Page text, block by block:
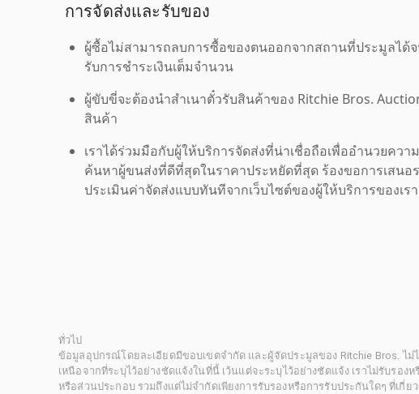
การจัดส่งและรับของ
ผู้ซื้อไม่สามารถลบการซื้อของตนออกจากสถานที่ประมูลได้
รับการชำระเงินเต็มจำนวน
ผู้ขับขี่จะต้องนำสำเนาตั๋วรับสินค้าของ Ritchie Bros.
สินค้า
เราได้ร่วมมือกับผู้ให้บริการจัดส่งที่น่าเชื่อถือเพื่ออำนวยคว
ค้นหาผู้ขนส่งที่ดีที่สุดในราคาประหยัดที่สุด ร้องขอการเสนอ
ประเมินค่าจัดส่งแบบทันทีจากเว็บไซต์ของผู้ให้บริการของเรา
ทั่วไป
ข้อมูลอุปกรณ์โดยละเอียดมีขอบเขตจำกัด และผู้จัดประมูลของ Ritchie Bros.
เหนือจากที่ระบุไว้อย่างชัดแจ้งในที่นี้ เว้นแต่จะระบุไว้อย่างชัดแจ้ง เราไม่รับรอ
หรือส่วนประกอบ รวมถึงแต่ไม่จำกัดเพียงการรับรองหรือการรับประกันใดๆ ที่เกี่